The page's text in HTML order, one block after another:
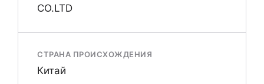
CO.LTD
СТРАНА ПРОИСХОЖДЕНИЯ
Китай